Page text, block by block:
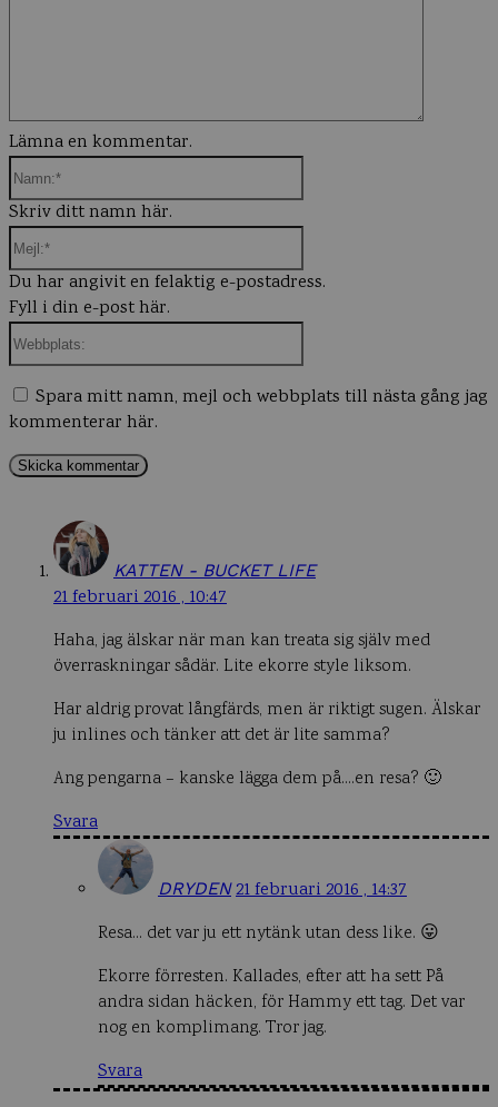
KATTEN - BUCKET LIFE
21 februari 2016 , 10:47
Haha, jag älskar när man kan treata sig själv med
överraskningar sådär. Lite ekorre style liksom.
Har aldrig provat långfärds, men är riktigt sugen. Älskar
ju inlines och tänker att det är lite samma?
Ang pengarna – kanske lägga dem på….en resa? 🙂
Svara
DRYDEN 21 februari 2016 , 14:37
Resa… det var ju ett nytänk utan dess like. 😛
Ekorre förresten. Kallades, efter att ha sett På
andra sidan häcken, för Hammy ett tag. Det var
nog en komplimang. Tror jag.
Svara
Lämna en kommentar.
Skriv ditt namn här.
Du har angivit en felaktig e-postadress.
Fyll i din e-post här.
Spara mitt namn, mejl och webbplats till nästa gång jag
kommenterar här.